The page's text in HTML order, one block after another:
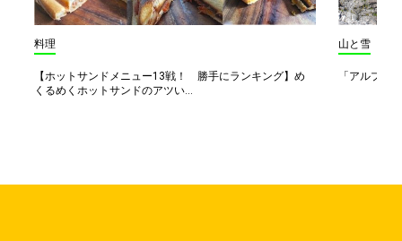
料理
【ホットサンドメニュー13戦！ 勝手にランキング】め
くるめくホットサンドのアツい...
山と雪
「アルプス